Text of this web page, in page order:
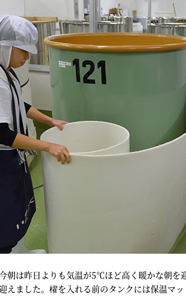
は昨日よりも気温が5℃ほど高く暖かな朝を
えました。櫂を入れる前のタンクには保温マ